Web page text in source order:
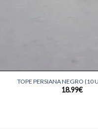
TOPE PERSIANA NEGRO (10
18.99€